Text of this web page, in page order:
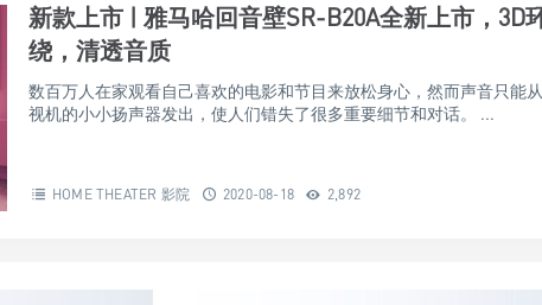
新款上市 | 雅马哈回音壁SR-B20A全新上市，3D
绕，清透音质
数百万人在家观看自己喜欢的电影和节目来放松身心，然而声音只能
视机的小小扬声器发出，使人们错失了很多重要细节和对话。 ...
HOME THEATER 影院 2020-08-18 2,892